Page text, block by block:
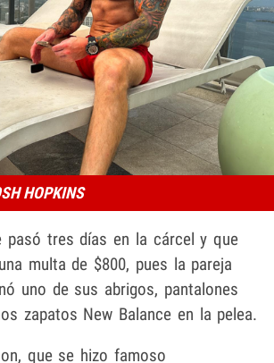
HOPKINS
pasó tres días en la cárcel y que
multa de $800, pues la pareja
uno de sus abrigos, pantalones
zapatos New Balance en la pelea.
que se hizo famoso